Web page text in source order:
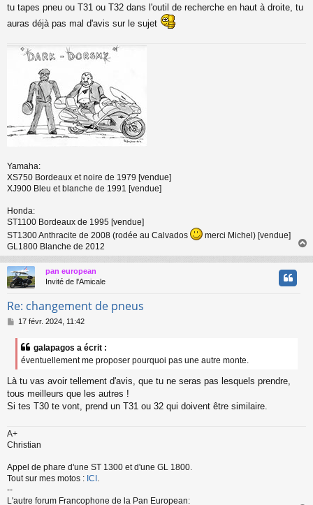
a
e
tu tapes pneu ou T31 ou T32 dans l'outil de recherche en haut à droite, tu
auras déjà pas mal d'avis sur le sujet
Yamaha:
XS750 Bordeaux et noire de 1979 [vendue]
XJ900 Bleu et blanche de 1991 [vendue]
Honda:
ST1100 Bordeaux de 1995 [vendue]
ST1300 Anthracite de 2008 (rodée au Calvados
merci Michel) [vendue]
GL1800 Blanche de 2012
a
u
pan european
Invité de l'Amicale
Re: changement de pneus
M
e
17 févr. 2024, 11:42
galapagos a écrit :
éventuellement me proposer pourquoi pas une autre monte.
Là tu vas avoir tellement d'avis, que tu ne seras pas lesquels prendre,
tous meilleurs que les autres !
Si tes T30 te vont, prend un T31 ou 32 qui doivent être similaire.
A+
Christian
Appel de phare d'une ST 1300 et d'une GL 1800.
Tout sur mes motos : ICI .
--
L'autre forum Francophone de la Pan European: